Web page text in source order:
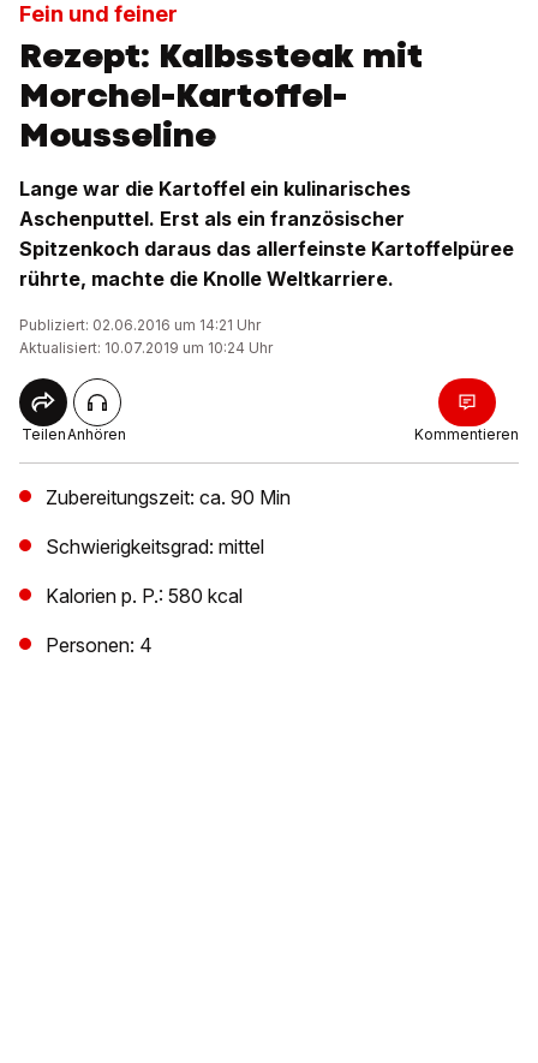
Fein und feiner
Rezept: Kalbssteak mit
Morchel-Kartoffel-
Mousseline
Lange war die Kartoffel ein kulinarisches
Aschenputtel. Erst als ein französischer
Spitzenkoch daraus das allerfeinste Kartoffelpüree
rührte, machte die Knolle Weltkarriere.
Publiziert: 02.06.2016 um 14:21 Uhr
Aktualisiert: 10.07.2019 um 10:24 Uhr
TeilenAnhören Kommentieren
Zubereitungszeit: ca. 90 Min
Schwierigkeitsgrad: mittel
Kalorien p. P.: 580 kcal
Personen: 4